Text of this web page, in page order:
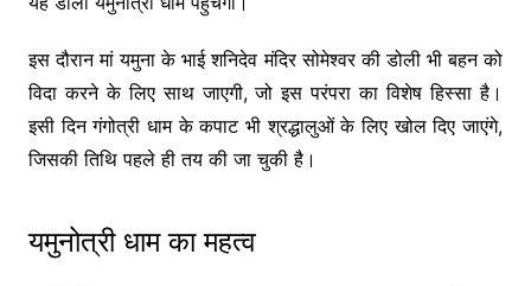
इस दौरान मां यमुना के भाईशनिदेव मंदिर सोमेश्वरकी डोली भी बहन को
विदा करने के लिए साथ जाएगी, जो इस परंपरा का विशेष हिस्सा है।
इसी दिनगंगोत्री धामके कपाट भी श्रद्धालुओं के लिए खोल दिए जाएंगे,
जिसकी तिथि पहले ही तय की जा चुकी है।
यमुनोत्री धाम का महत्व